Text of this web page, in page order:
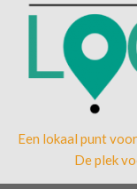
Een lokaal punt
De plek